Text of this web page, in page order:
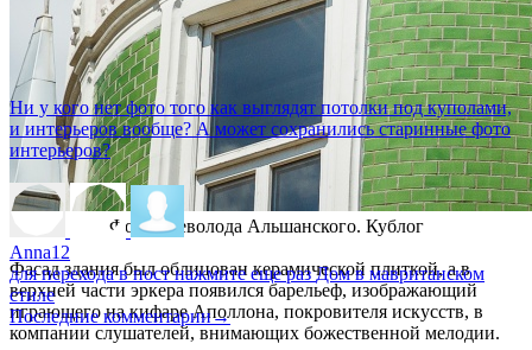
Фото Всеволода Альшанского. Кублог
Фасад здания был облицован керамической плиткой, а в
верхней части эркера появился барельеф, изображающий
играющего на кифаре Аполлона, покровителя искусств, в
компании слушателей, внимающих божественной мелодии.
Ни у кого нет фото того как выглядят потолки под куполами,
и интерьеров вообще? А может сохранились старинные фото
интерьеров?
Anna12
для перехода в пост нажмите еще раз Дом в мавританском
стиле
Последние комментарии→